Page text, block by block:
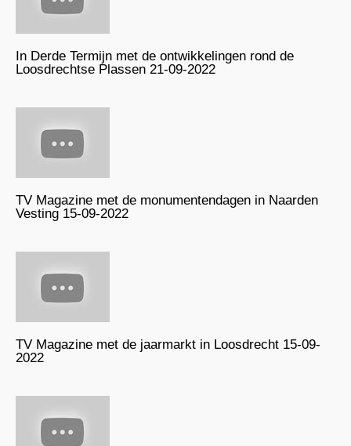
In Derde Termijn met de ontwikkelingen rond de
Loosdrechtse Plassen 21-09-2022
TV Magazine met de monumentendagen in Naarden
Vesting 15-09-2022
TV Magazine met de jaarmarkt in Loosdrecht 15-09-
2022